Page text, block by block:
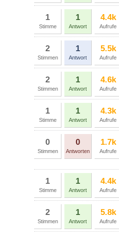
1
Stimme
1
Antwort
4.4k
Aufrufe
2
Stimmen
1
Antwort
5.5k
Aufrufe
2
Stimmen
1
Antwort
4.6k
Aufrufe
1
Stimme
1
Antwort
4.3k
Aufrufe
0
Stimmen
0
Antworten
1.7k
Aufrufe
1
Stimme
1
Antwort
4.4k
Aufrufe
2
Stimmen
1
Antwort
5.8k
Aufrufe